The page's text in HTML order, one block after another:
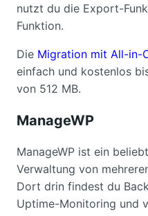
nutzt du die Export-
Funktion.
Die Migration mit All-in-
einfach und kostenlos
von 512 MB.
ManageWP
ManageWP ist ein
Verwaltung von
Dort drin findest du
Uptime-Monitoring und